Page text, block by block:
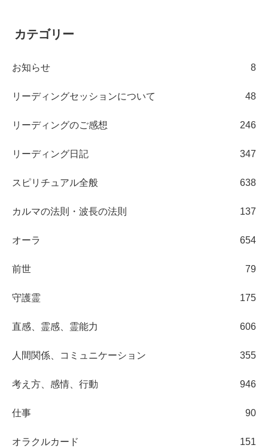
カテゴリー
お知らせ 8
リーディングセッションについて 48
リーディングのご感想 246
リーディング日記 347
スピリチュアル全般 638
カルマの法則・波長の法則 137
オーラ 654
前世 79
守護霊 175
直感、霊感、霊能力 606
人間関係、コミュニケーション 355
考え方、感情、行動 946
仕事 90
オラクルカード 151